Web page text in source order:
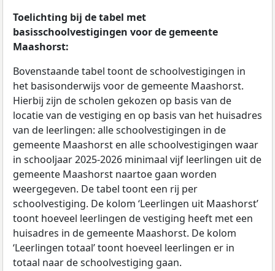
Toelichting bij de tabel met
basisschoolvestigingen voor de gemeente
Maashorst:
Bovenstaande tabel toont de schoolvestigingen in
het basisonderwijs voor de gemeente Maashorst.
Hierbij zijn de scholen gekozen op basis van de
locatie van de vestiging en op basis van het huisadres
van de leerlingen: alle schoolvestigingen in de
gemeente Maashorst en alle schoolvestigingen waar
in schooljaar 2025-2026 minimaal vijf leerlingen uit de
gemeente Maashorst naartoe gaan worden
weergegeven. De tabel toont een rij per
schoolvestiging. De kolom ‘Leerlingen uit Maashorst’
toont hoeveel leerlingen de vestiging heeft met een
huisadres in de gemeente Maashorst. De kolom
‘Leerlingen totaal’ toont hoeveel leerlingen er in
totaal naar de schoolvestiging gaan.